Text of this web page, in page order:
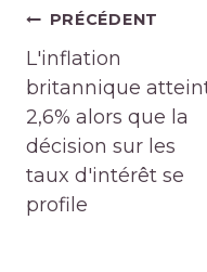
Navigation
de
l’article
PRÉCÉDENT
L'inflation
britannique
2,6% alors que la
décision sur les
taux d'intérêt se
profile